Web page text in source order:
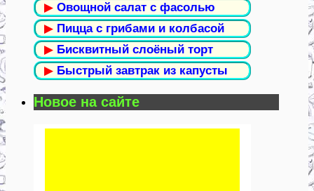
▶ Овощной салат с фасолью
▶ Пицца с грибами и колбасой
▶ Бисквитный слоёный торт
▶ Быстрый завтрак из капусты
Новое на сайте